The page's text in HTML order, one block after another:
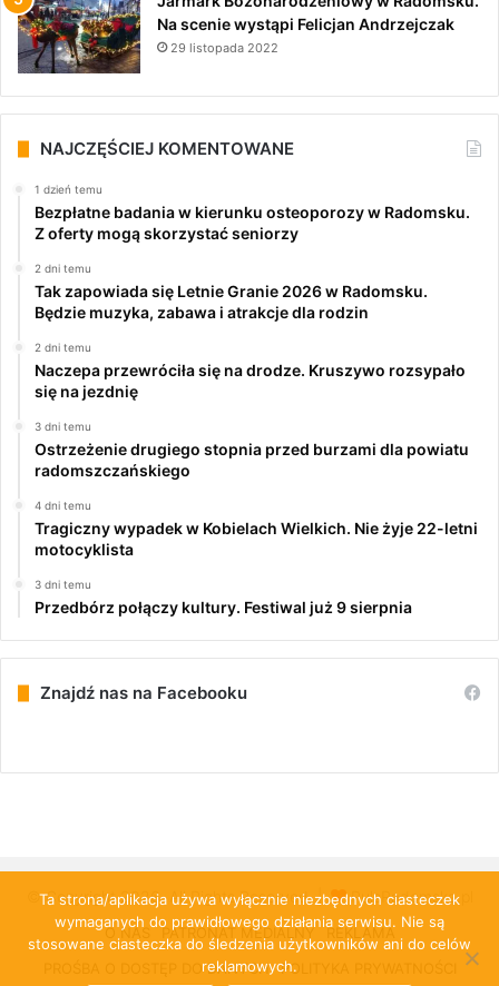
Na scenie wystąpi Felicjan Andrzejczak
29 listopada 2022
NAJCZĘŚCIEJ KOMENTOWANE
1 dzień temu
Bezpłatne badania w kierunku osteoporozy w Radomsku.
Z oferty mogą skorzystać seniorzy
2 dni temu
Tak zapowiada się Letnie Granie 2026 w Radomsku.
Będzie muzyka, zabawa i atrakcje dla rodzin
2 dni temu
Naczepa przewróciła się na drodze. Kruszywo rozsypało
się na jezdnię
3 dni temu
Ostrzeżenie drugiego stopnia przed burzami dla powiatu
radomszczańskiego
4 dni temu
Tragiczny wypadek w Kobielach Wielkich. Nie żyje 22-letni
motocyklista
3 dni temu
Przedbórz połączy kultury. Festiwal już 9 sierpnia
Znajdź nas na Facebooku
© Copyright 2026, All Rights Reserved | PulsRadomska.pl
O NAS PATRONAT MEDIALNY
REKLAMA
PROŚBA O DOSTĘP DO DANYCH
POLITYKA PRYWATNOŚCI
Ta strona/aplikacja używa wyłącznie niezbędnych ciasteczek
wymaganych do prawidłowego działania serwisu. Nie są
stosowane ciasteczka do śledzenia użytkowników ani do celów
reklamowych.